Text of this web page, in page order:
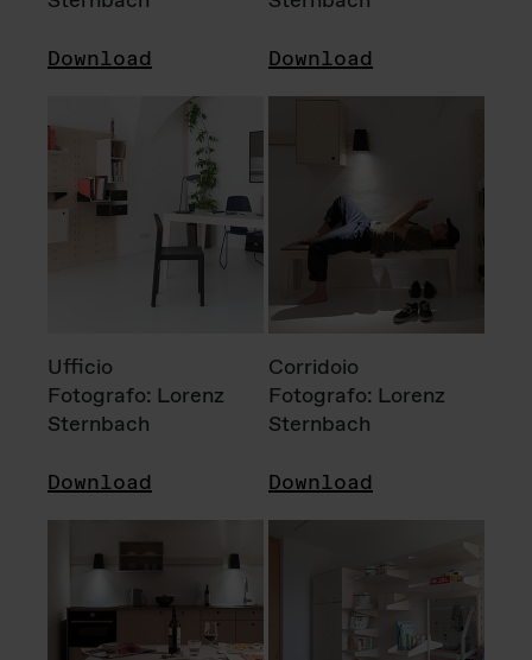
Download Download
Ufficio
Fotografo: Lorenz
Sternbach
Download
Corridoio
Fotografo: Lorenz
Sternbach
Download